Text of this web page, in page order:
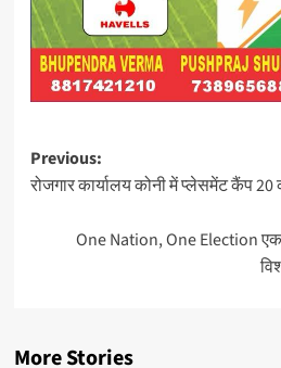
Post
navigation
Previous:
रोजगार कार्यालय कोनी में प्लेसमेंट कैंप 20
One Nation, One Election
More Stories